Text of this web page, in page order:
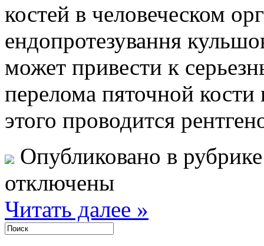
костей в человеческом
ендопротезування
может привести к
перелома пяточной
этого проводится
Опубликовано в
отключены
Читать далее »